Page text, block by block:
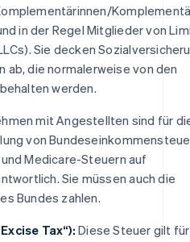
in der Regel Mitglieder von
Sie decken
ab, die normalerweise von den
werden.
mit Angestellten sind für
von
Medicare-Steuern auf
Sie müssen auch die
Bundes zahlen.
Tax“):Diese Steuer gilt für